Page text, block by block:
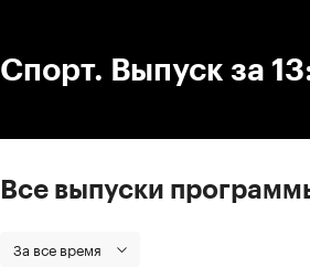
Спорт. Выпуск за
Все выпуски
За все время